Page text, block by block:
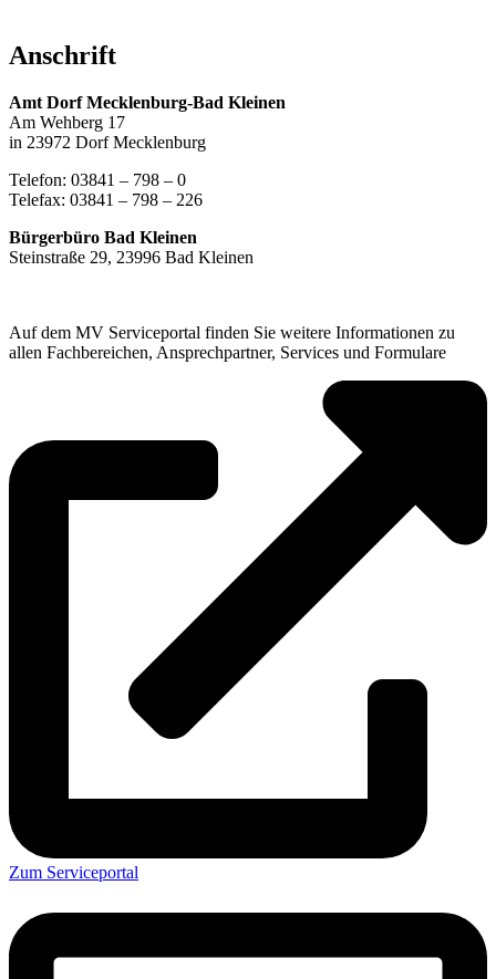
Anschrift
Amt Dorf Mecklenburg-Bad Kleinen
Am Wehberg 17
in 23972 Dorf Mecklenburg
Telefon: 03841 – 798 – 0
Telefax: 03841 – 798 – 226
Bürgerbüro Bad Kleinen
Steinstraße 29, 23996 Bad Kleinen
Auf dem MV Serviceportal finden Sie weitere Informationen zu
allen Fachbereichen, Ansprechpartner, Services und Formulare
Zum Serviceportal